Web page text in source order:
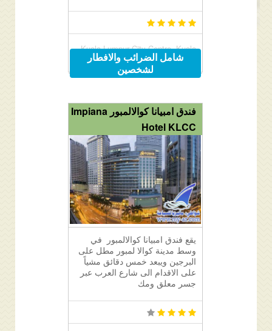
Kuala Lumpur City Centre, Kuala
Lumpur City Centre, 50088 Kuala
Lumpur, Malaysia
شامل الضرائب والافطار
لشخصين
فندق امبيانا كوالالمبور Impiana
Hotel KLCC
يقع فندق امبيانا كوالالمبور في
وسط مدينة كوالا لمبور مطل على
البرجين ويبعد خمس دقائق مشياً
على الاقدام الى شارع العرب عبر
جسر معلق ومك